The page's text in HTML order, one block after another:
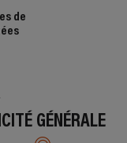
de
GÉNÉRALE